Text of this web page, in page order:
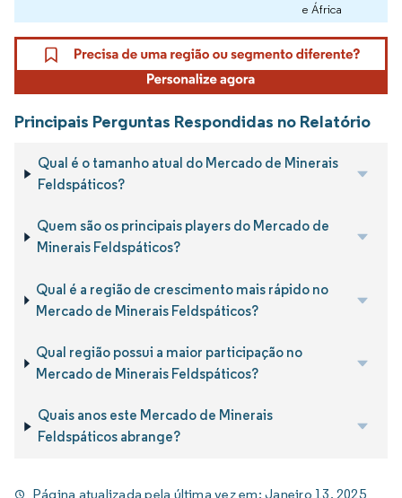
e África
Principais Perguntas Respondidas no Relatório
Qual é o tamanho atual do Mercado de Minerais
Feldspáticos?
Quem são os principais players do Mercado de
Minerais Feldspáticos?
Qual é a região de crescimento mais rápido no
Mercado de Minerais Feldspáticos?
Qual região possui a maior participação no
Mercado de Minerais Feldspáticos?
Quais anos este Mercado de Minerais
Feldspáticos abrange?
Página atualizada pela última vez em:Janeiro 13, 2025